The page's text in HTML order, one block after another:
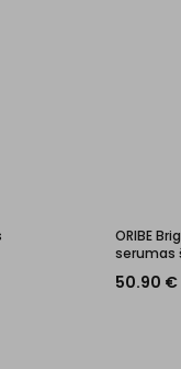
ORIBE
serumas
50.90 €